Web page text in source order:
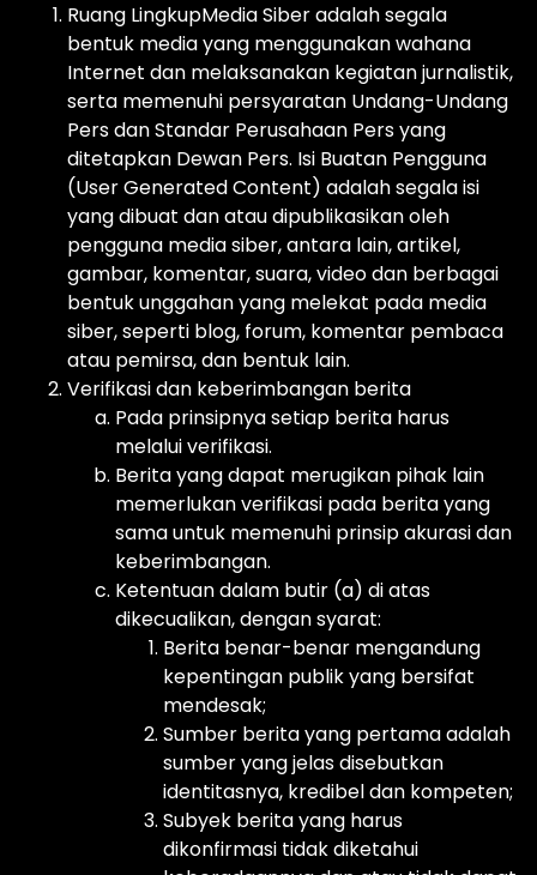
Ruang LingkupMedia Siber adalah segala
bentuk media yang menggunakan wahana
Internet dan melaksanakan kegiatan jurnalistik,
serta memenuhi persyaratan Undang-Undang
Pers dan Standar Perusahaan Pers yang
ditetapkan Dewan Pers. Isi Buatan Pengguna
(User Generated Content) adalah segala isi
yang dibuat dan atau dipublikasikan oleh
pengguna media siber, antara lain, artikel,
gambar, komentar, suara, video dan berbagai
bentuk unggahan yang melekat pada media
siber, seperti blog, forum, komentar pembaca
atau pemirsa, dan bentuk lain.
Verifikasi dan keberimbangan berita
Pada prinsipnya setiap berita harus
melalui verifikasi.
Berita yang dapat merugikan pihak lain
memerlukan verifikasi pada berita yang
sama untuk memenuhi prinsip akurasi dan
keberimbangan.
Ketentuan dalam butir (a) di atas
dikecualikan, dengan syarat:
Berita benar-benar mengandung
kepentingan publik yang bersifat
mendesak;
Sumber berita yang pertama adalah
sumber yang jelas disebutkan
identitasnya, kredibel dan kompeten;
Subyek berita yang harus
dikonfirmasi tidak diketahui